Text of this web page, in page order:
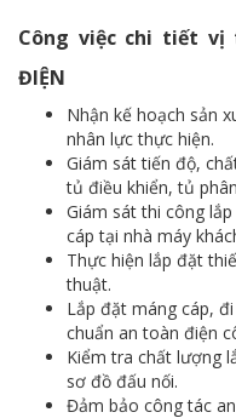
Công việc chi tiết vị
ĐIỆN
Nhận kế hoạch sản
nhân lực thực hiện.
Giám sát tiến độ,
tủ điều khiển, tủ
Giám sát thi công
cáp tại nhà máy
Thực hiện lắp đặt
thuật.
Lắp đặt máng cáp,
chuẩn an toàn điện
Kiểm tra chất lượng
sơ đồ đấu nối.
Đảm bảo công tác